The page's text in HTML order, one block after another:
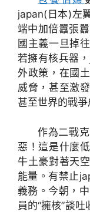
japan(日本)左
端中加倍囂張
國主義一旦掉
若擁有核兵器
外政策，在國
威脅，甚至激
甚至世界的戰
作為二戰
惡！這是什麼低
牛土豪對著天
能量。有禁止
義務。今朝，
員的“擁核”談